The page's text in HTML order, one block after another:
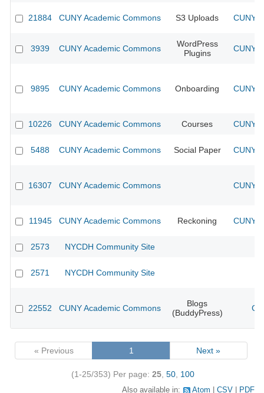
21884 CUNY Academic Commons S3 Uploads CUNY
3939 CUNY Academic Commons
WordPress
Plugins
CUNY
9895 CUNY Academic Commons Onboarding CUNY
10226 CUNY Academic Commons Courses CUNY
5488 CUNY Academic Commons Social Paper CUNY
16307 CUNY Academic Commons CUNY
11945 CUNY Academic Commons Reckoning CUNY
2573 NYCDH Community Site
2571 NYCDH Community Site
22552 CUNY Academic Commons
Blogs
(BuddyPress)
« Previous 1 Next »
(1-25/353) Per page: 25 50 100
Also available in: Atom CSV PDF